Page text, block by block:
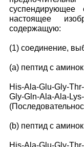
настоящее
содержащую:
(1) соединение,
(a) пептид с
His-Ala-Glu-Gly-
Gly-Gln-Ala-Ala-
(b) пептид с
His-Ala-Glu-Gly-